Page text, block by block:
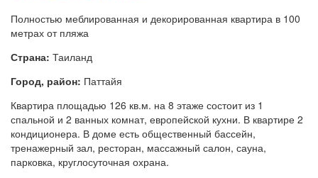
Полностью меблированная и декорированная квартира в 100
метрах от пляжа
Страна: Таиланд
Город, район: Паттайя
Квартира площадью 126 кв.м. на 8 этаже состоит из 1
спальной и 2 ванных комнат, европейской кухни. В квартире 2
кондиционера. В доме есть общественный бассейн,
тренажерный зал, ресторан, массажный салон, сауна,
парковка, круглосуточная охрана.